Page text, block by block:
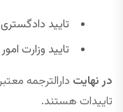
تایید دادگستری
تایید وزارت
در نهایت دارالترجمه
تاییدات هستند.